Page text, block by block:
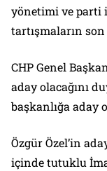
yönetimi ve parti
tartışmaların
CHP Genel
aday olacağını
başkanlığa aday
Özgür Özel’in
içinde tutuklu